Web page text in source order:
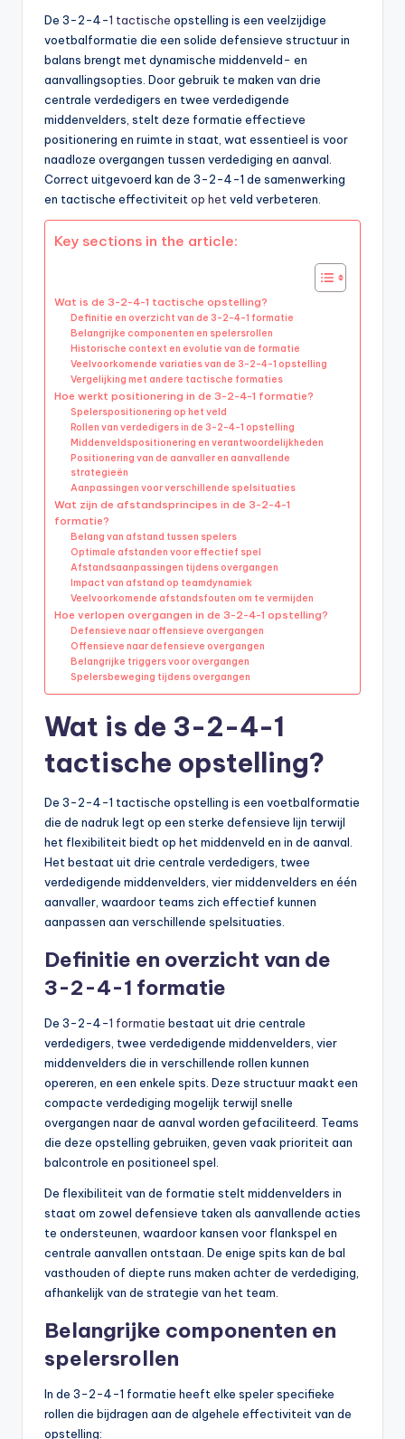
De 3-2-4-1 tactische opstelling is een veelzijdige
voetbalformatie die een solide defensieve structuur in
balans brengt met dynamische middenveld- en
aanvallingsopties. Door gebruik te maken van drie
centrale verdedigers en twee verdedigende
middenvelders, stelt deze formatie effectieve
positionering en ruimte in staat, wat essentieel is voor
naadloze overgangen tussen verdediging en aanval.
Correct uitgevoerd kan de 3-2-4-1 de samenwerking
en tactische effectiviteit op het veld verbeteren.
Key sections in the article:
Wat is de 3-2-4-1 tactische opstelling?
Definitie en overzicht van de 3-2-4-1 formatie
Belangrijke componenten en spelersrollen
Historische context en evolutie van de formatie
Veelvoorkomende variaties van de 3-2-4-1 opstelling
Vergelijking met andere tactische formaties
Hoe werkt positionering in de 3-2-4-1 formatie?
Spelerspositionering op het veld
Rollen van verdedigers in de 3-2-4-1 opstelling
Middenveldspositionering en verantwoordelijkheden
Positionering van de aanvaller en aanvallende
strategieën
Aanpassingen voor verschillende spelsituaties
Wat zijn de afstandsprincipes in de 3-2-4-1
formatie?
Belang van afstand tussen spelers
Optimale afstanden voor effectief spel
Afstandsaanpassingen tijdens overgangen
Impact van afstand op teamdynamiek
Veelvoorkomende afstandsfouten om te vermijden
Hoe verlopen overgangen in de 3-2-4-1 opstelling?
Defensieve naar offensieve overgangen
Offensieve naar defensieve overgangen
Belangrijke triggers voor overgangen
Spelersbeweging tijdens overgangen
Wat is de 3-2-4-1
tactische opstelling?
De 3-2-4-1 tactische opstelling is een voetbalformatie
die de nadruk legt op een sterke defensieve lijn terwijl
het flexibiliteit biedt op het middenveld en in de aanval.
Het bestaat uit drie centrale verdedigers, twee
verdedigende middenvelders, vier middenvelders en één
aanvaller, waardoor teams zich effectief kunnen
aanpassen aan verschillende spelsituaties.
Definitie en overzicht van de
3-2-4-1 formatie
De 3-2-4-1 formatie bestaat uit drie centrale
verdedigers, twee verdedigende middenvelders, vier
middenvelders die in verschillende rollen kunnen
opereren, en een enkele spits. Deze structuur maakt een
compacte verdediging mogelijk terwijl snelle
overgangen naar de aanval worden gefaciliteerd. Teams
die deze opstelling gebruiken, geven vaak prioriteit aan
balcontrole en positioneel spel.
De flexibiliteit van de formatie stelt middenvelders in
staat om zowel defensieve taken als aanvallende acties
te ondersteunen, waardoor kansen voor flankspel en
centrale aanvallen ontstaan. De enige spits kan de bal
vasthouden of diepte runs maken achter de verdediging,
afhankelijk van de strategie van het team.
Belangrijke componenten en
spelersrollen
In de 3-2-4-1 formatie heeft elke speler specifieke
rollen die bijdragen aan de algehele effectiviteit van de
opstelling: